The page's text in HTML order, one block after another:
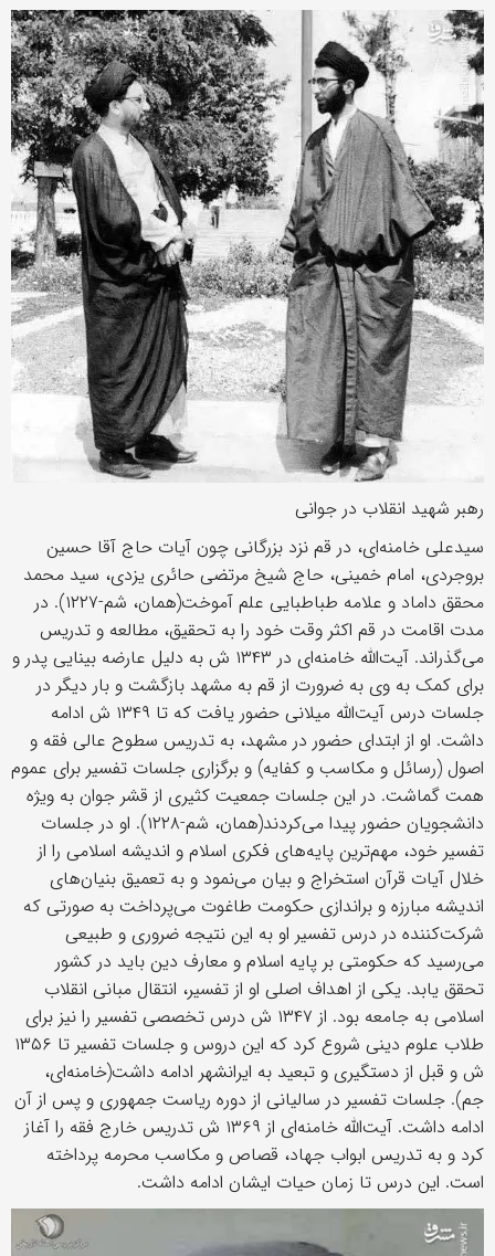
رهبر شهید انقلاب در جوانی
سیدعلی خامنه‌ای، در قم نزد بزرگانی چون آیات حاج آقا حسین
بروجردی، امام خمینی، حاج شیخ مرتضی حائری یزدی، سید محمد
محقق داماد و علامه طباطبایی علم آموخت(همان، شم-۱۲۲۷). در
مدت اقامت در قم اکثر وقت خود را به تحقیق، مطالعه و تدریس
می‌گذراند. آیت‌الله خامنه‌ای در ۱۳۴۳ ش به دلیل عارضه بینایی پدر و
برای کمک به وی به ضرورت از قم به مشهد بازگشت و بار دیگر در
جلسات درس آیت‌الله میلانی حضور یافت که تا ۱۳۴۹ ش ادامه
داشت. او از ابتدای حضور در مشهد، به تدریس سطوح عالی فقه و
اصول (رسائل و مکاسب و کفایه) و برگزاری جلسات تفسیر برای عموم
همت گماشت. در این جلسات جمعیت کثیری از قشر جوان به ویژه
دانشجویان حضور پیدا می‌کردند(همان، شم-۱۲۲۸). او در جلسات
تفسیر خود، مهم‌ترین پایه‌های فکری اسلام و اندیشه اسلامی را از
خلال آیات قرآن استخراج و بیان می‌نمود و به تعمیق بنیان‌های
اندیشه مبارزه و براندازی حکومت طاغوت می‌پرداخت به صورتی که
شرکت‌کننده در درس تفسیر او به این نتیجه ضروری و طبیعی
می‌رسید که حکومتی بر پایه اسلام و معارف دین باید در کشور
تحقق یابد. یکی از اهداف اصلی او از تفسیر، انتقال مبانی انقلاب
اسلامی به جامعه بود. از ۱۳۴۷ ش درس تخصصی تفسیر را نیز برای
طلاب علوم دینی شروع کرد که این دروس و جلسات تفسیر تا ۱۳۵۶
ش و قبل از دستگیری و تبعید به ایرانشهر ادامه داشت(خامنه‌ای،
جم). جلسات تفسیر در سالیانی از دوره ریاست جمهوری و پس از آن
ادامه داشت. آیت‌الله خامنه‌ای از ۱۳۶۹ ش تدریس خارج فقه را آغاز
کرد و به تدریس ابواب جهاد، قصاص و مکاسب محرمه پرداخته
است. این درس تا زمان حیات ایشان ادامه داشت.